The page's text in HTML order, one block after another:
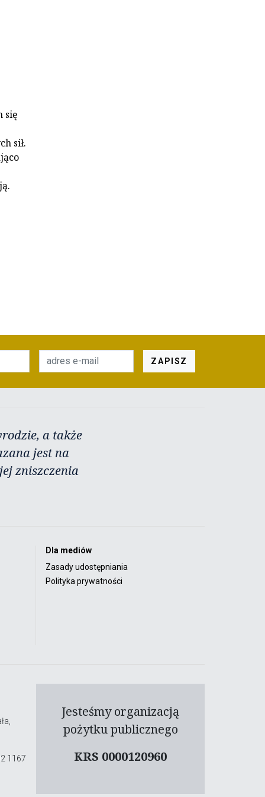
się
sił.
ZAPISZ
a także
jest na
zniszczenia
Dla mediów
Zasady udostępniania
Polityka prywatności
1167
Jesteśmy organizacją
pożytku publicznego
KRS 0000120960